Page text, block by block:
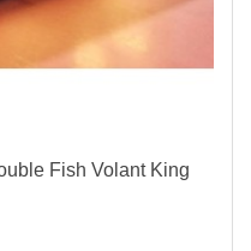
Fish Volant King